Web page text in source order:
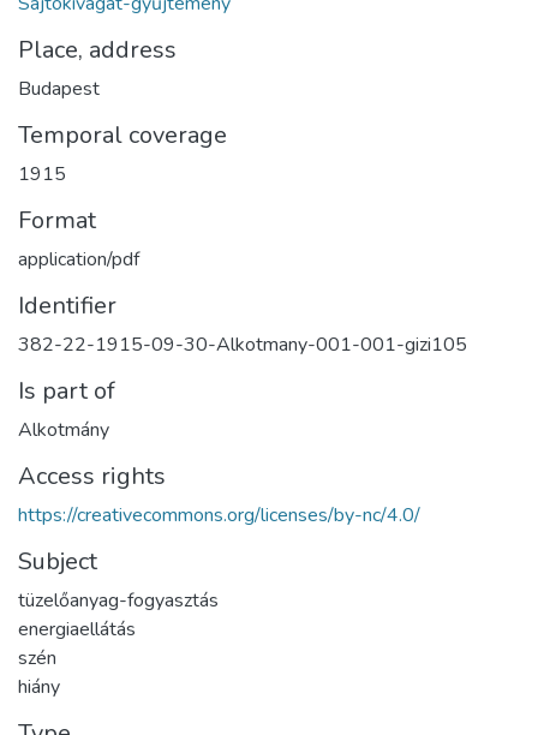
Place, address
Budapest
Temporal coverage
1915
Format
application/pdf
Identifier
382-22-1915-09-30-Alkotmany-001-001-gizi105
Is part of
Alkotmány
Access rights
https://creativecommons.org/licenses/by-nc/4.0/
Subject
tüzelőanyag-fogyasztás
energiaellátás
szén
hiány